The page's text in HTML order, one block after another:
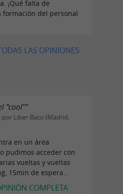
¡Qué falta de
formación del personal
LAS OPINIONES
"cool""
Liber-Baco (Madrid,
en un área
pudimos acceder con
vueltas y vueltas
15min de espera...
COMPLETA